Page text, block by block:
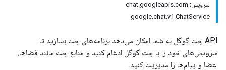
سرویس: chat.googleapis.com
google.chat.v1.ChatService
API چت گوگل به شما امکان می‌دهد برنامه‌های چت بسازید تا
سرویس‌های خود را با چت گوگل ادغام کنید و منابع چت مانند فضاها،
اعضا و پیام‌ها را مدیریت کنید.